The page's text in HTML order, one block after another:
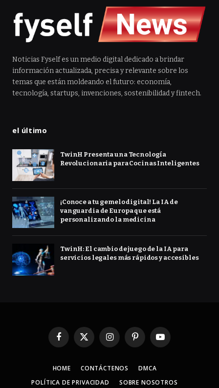
Noticias Fyself es un medio digital dedicado a brindar
información actualizada, precisa y relevante sobre los
temas que están moldeando el futuro: economía,
tecnología, startups, invenciones, sostenibilidad y fintech.
el último
TwinH Presenta una Tecnología
Revolucionaria para Cocinas Inteligentes
¡Conoce a tu gemelo digital! La IA de
vanguardia de Europa que está
personalizando la medicina
TwinH: El cambio de juego de la IA para
servicios legales más rápidos y accesibles
Facebook
X
InstagramPinterestYouTube
HOME CONTÁCTENOS
DMCA
POLÍTICA DE PRIVACIDAD
SOBRE NOSOTROS